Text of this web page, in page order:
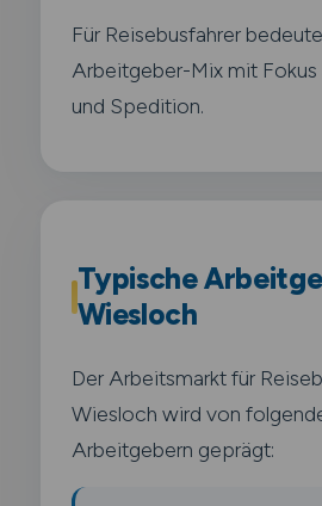
Für Reisebusfahrer
Arbeitgeber-Mix mit Fokus
und Spedition.
Typische
Wiesloch
Der Arbeitsmarkt für
Wiesloch wird von
Arbeitgebern geprägt: